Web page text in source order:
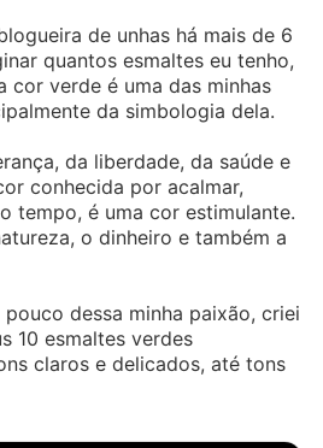
de unhas há mais de 6
quantos esmaltes eu tenho,
cor verde é uma das minhas
da simbologia dela.
da liberdade, da saúde e
conhecida por acalmar,
tempo, é uma cor estimulante.
o dinheiro e também a
dessa minha paixão, criei
10 esmaltes verdes
claros e delicados, até tons